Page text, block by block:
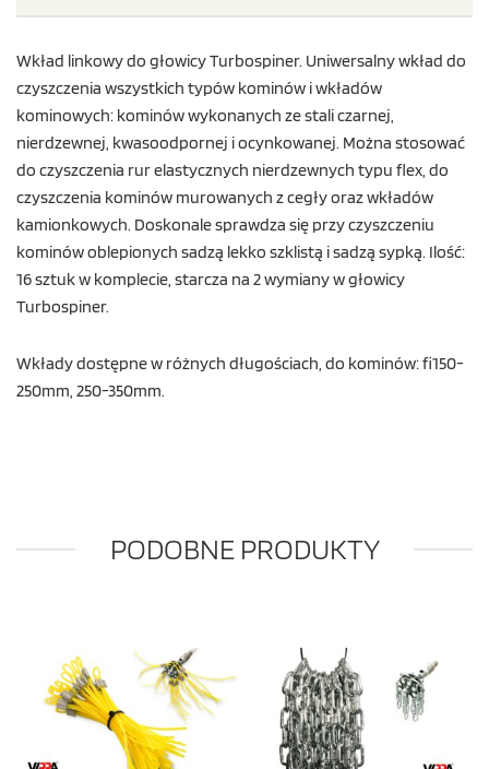
Wkład linkowy do głowicy Turbospiner. Uniwersalny wkład do
czyszczenia wszystkich typów kominów i wkładów
kominowych: kominów wykonanych ze stali czarnej,
nierdzewnej, kwasoodpornej i ocynkowanej. Można stosować
do czyszczenia rur elastycznych nierdzewnych typu flex, do
czyszczenia kominów murowanych z cegły oraz wkładów
kamionkowych. Doskonale sprawdza się przy czyszczeniu
kominów oblepionych sadzą lekko szklistą i sadzą sypką. Ilość:
16 sztuk w komplecie, starcza na 2 wymiany w głowicy
Turbospiner.
Wkłady dostępne w różnych długościach, do kominów: fi150-
250mm, 250-350mm.
PODOBNE PRODUKTY